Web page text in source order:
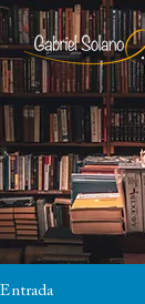
Entrada